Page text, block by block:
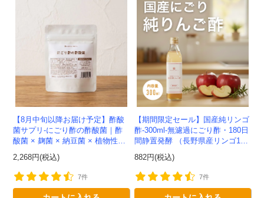
【8月中旬以降お届け予定】酢酸
菌サプリ-にごり酢の酢酸菌｜酢
酸菌 × 麹菌 × 納豆菌 × 植物性乳
酸菌20兆個を一粒に凝縮-かわし
ま屋-モニター追加20...
2,268円(税込)
7件
【期間限定セール】国産純リンゴ
酢-300ml-無濾過にごり酢・180日
間静置発酵 （長野県産リンゴ10
0%）-かわしま屋-
882円(税込)
7件